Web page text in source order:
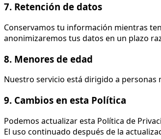
7. Retención de datos
Conservamos tu información mientras
anonimizaremos tus datos en un plazo
8. Menores de edad
Nuestro servicio está dirigido a
9. Cambios en esta Política
Podemos actualizar esta Política de
El uso continuado después de la